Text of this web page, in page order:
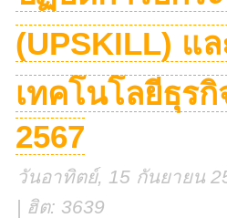
(UPSKILL) แ
เทคโนโลยีธุร
2567
วันอาทิตย์, 15 กันยายน
| ฮิต: 3639